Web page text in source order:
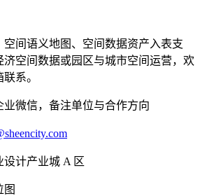
间语义地图、空间数据资产入表支
空间数据或园区与城市空间运营，欢
系。
业微信，备注单位与合作方向
设计产业城 A 区